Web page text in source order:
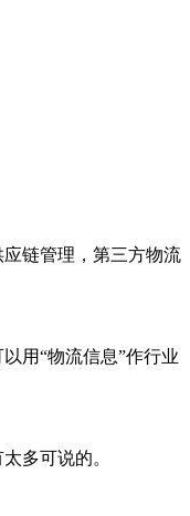
链管理，第三方物流
用“物流信息”作行业
多可说的。